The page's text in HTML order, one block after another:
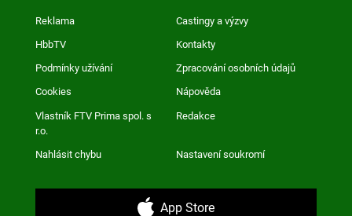
Reklama Castingy a výzvy
HbbTV Kontakty
Podmínky užívání Zpracování osobních údajů
Cookies Nápověda
Vlastník FTV Prima spol. s
r.o.
Redakce
Nahlásit chybu Nastavení soukromí
App Store